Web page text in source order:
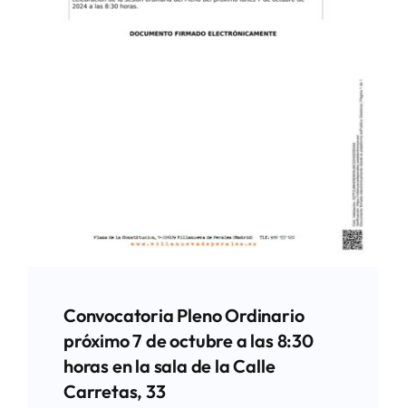
Convocatoria Pleno Ordinario
próximo 7 de octubre a las 8:30
horas en la sala de la Calle
Carretas, 33